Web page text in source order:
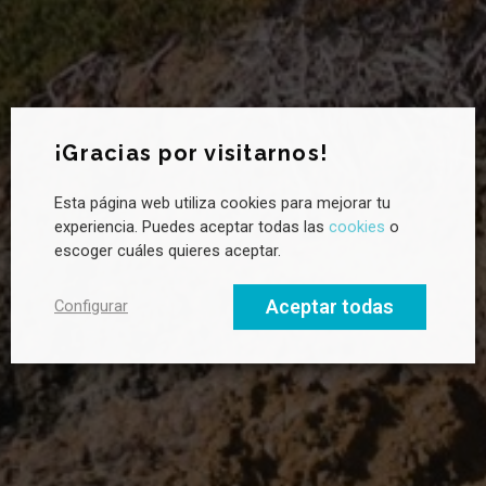
¡Gracias por visitarnos!
Esta página web utiliza cookies para mejorar tu
experiencia. Puedes aceptar todas las cookies o
escoger cuáles quieres aceptar.
Configurar Aceptar todas
Newsletter CANVAS
¿Quieres saber más sobre sostenibilidad?
Suscríbete a la newsletter de CANVAS para recibir novedades
cada mes, tendencias clave y buenas prácticas en liderazgo
hacia un futuro sostenible.
Nombre